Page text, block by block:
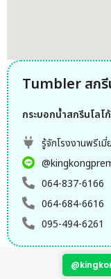
Tumbler สกรี
กระบอกน้ำสกรีนโล
รู้จักโรงงานพรีเมี่
064-837-6166
064-684-6616
095-494-6261